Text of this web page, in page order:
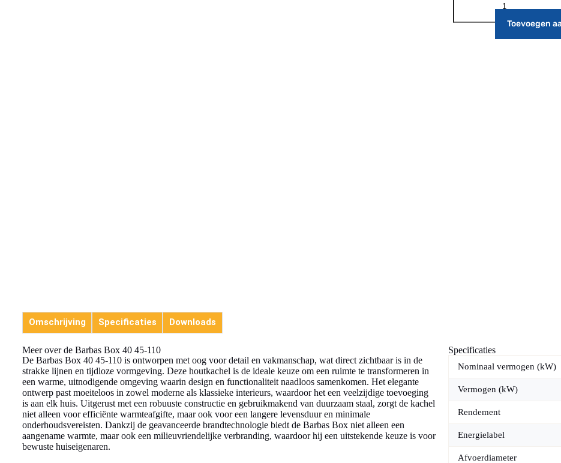
Toevoegen
Omschrijving Specificaties Downloads
Meer over de Barbas Box 40 45-110
De Barbas Box 40 45-110 is ontworpen met oog voor detail en vakmanschap, wat direct zichtbaar is in de
strakke lijnen en tijdloze vormgeving. Deze houtkachel is de ideale keuze om een ruimte te transformeren in
een warme, uitnodigende omgeving waarin design en functionaliteit naadloos samenkomen. Het elegante
ontwerp past moeiteloos in zowel moderne als klassieke interieurs, waardoor het een veelzijdige toevoeging
is aan elk huis. Uitgerust met een robuuste constructie en gebruikmakend van duurzaam staal, zorgt de kachel
niet alleen voor efficiënte warmteafgifte, maar ook voor een langere levensduur en minimale
onderhoudsvereisten. Dankzij de geavanceerde brandtechnologie biedt de Barbas Box niet alleen een
aangename warmte, maar ook een milieuvriendelijke verbranding, waardoor hij een uitstekende keuze is voor
bewuste huiseigenaren.
Specificaties
Nominaal vermogen (kW)
Vermogen (kW)
Rendement
Energielabel
Afvoerdiameter